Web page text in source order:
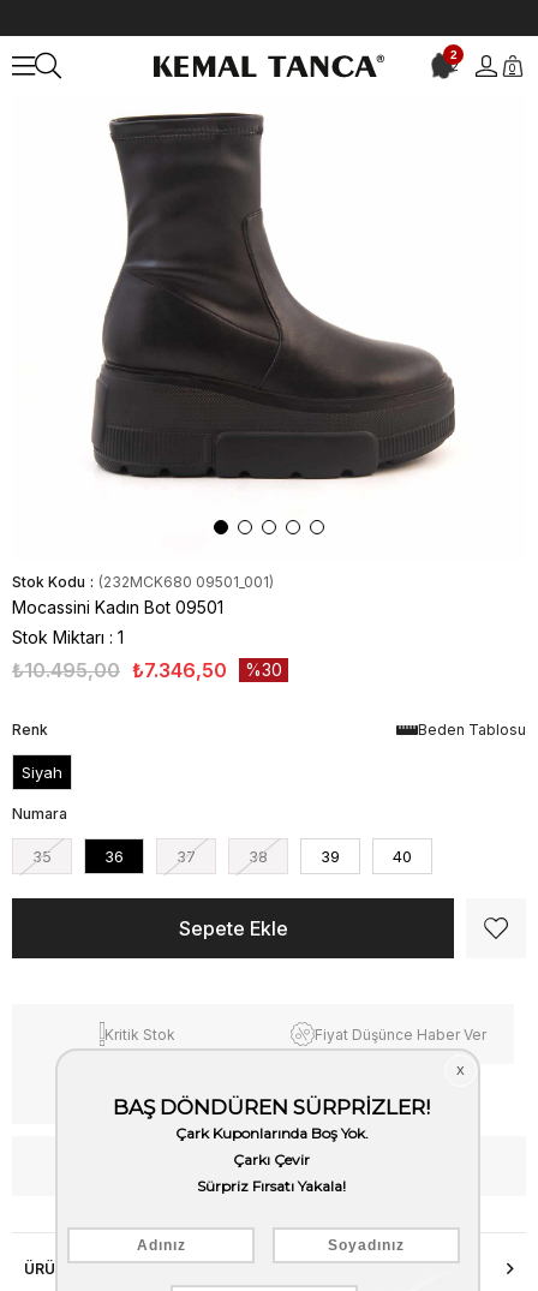
2
2 0
Stok Kodu (232MCK680 09501_001)
Mocassini Kadın Bot 09501
Stok Miktarı : 1
₺10.495,00 ₺7.346,50 30
Beden Tablosu
Renk
Siyah
Numara
35 36 37 38 39 40
Kritik Stok Fiyat Düşünce Haber Ver
Kargo Bedava
WhatsApp’tan Bilgi Al
ÜRÜN ÖZELLIKLERI